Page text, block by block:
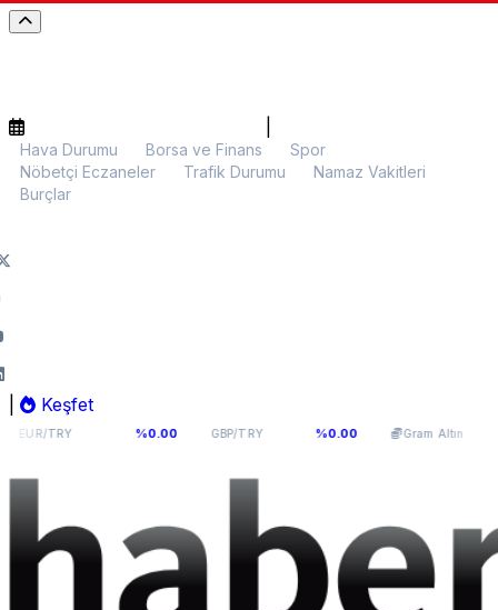
Hava Durumu Borsa ve Finans
Spor
Nöbetçi Eczaneler
Trafik Durumu
Namaz Vakitleri
Burçlar
Keşfet
54,8177 %0.00 GBP/TRY 63,965 %0.00 Gram Altın6.010,86